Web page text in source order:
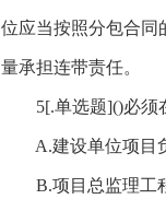
位应当按照分包合同
量承担连带责任。
5[.单选题]()必须在
A.建设单位项目
B.项目总监理工